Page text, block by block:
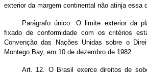
exterior da margem continental não atinja essa
Parágrafo único. O limite exterior da
fixado de conformidade com os critérios
Convenção das Nações Unidas sobre o
Montego Bay, em 10 de dezembro de 1982.
Art. 12. O Brasil exerce direitos de